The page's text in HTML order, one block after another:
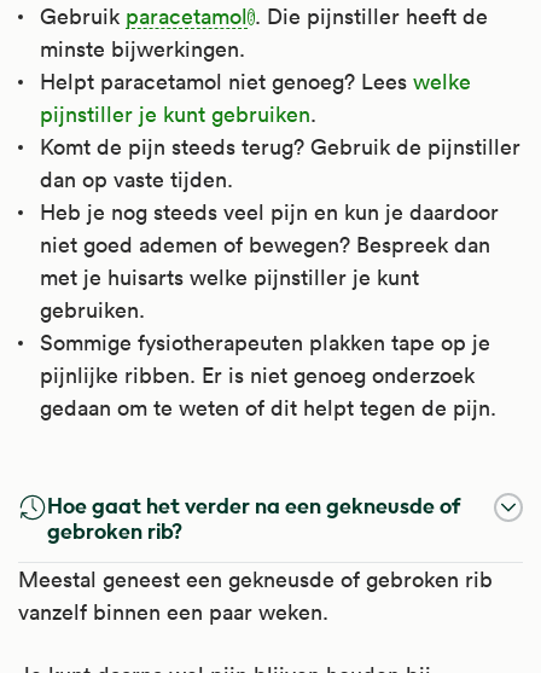
Gebruik paracetamol . Die pijnstiller heeft de
minste bijwerkingen.
Helpt paracetamol niet genoeg? Lees welke
pijnstiller je kunt gebruiken.
Komt de pijn steeds terug? Gebruik de pijnstiller
dan op vaste tijden.
Heb je nog steeds veel pijn en kun je daardoor
niet goed ademen of bewegen? Bespreek dan
met je huisarts welke pijnstiller je kunt
gebruiken.
Sommige fysiotherapeuten plakken tape op je
pijnlijke ribben. Er is niet genoeg onderzoek
gedaan om te weten of dit helpt tegen de pijn.
Paracetamol werkt pijnstillend en
koortsverlagend.
Het is te gebruiken bij verschillende soorten
Hoe gaat het verder na een gekneusde of
gebroken rib?
Meestal geneest een gekneusde of gebroken rib
vanzelf binnen een paar weken.